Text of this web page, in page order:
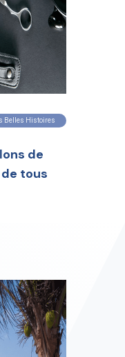
Belles Histoires
de
tous